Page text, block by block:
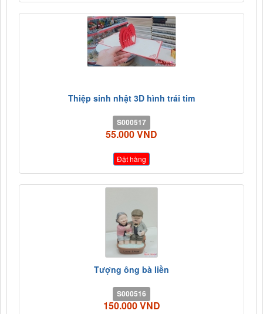
Thiệp sinh nhật 3D hình trái tim
S000517
55.000 VND
Đặt hàng
Tượng ông bà liền
S000516
150.000 VND